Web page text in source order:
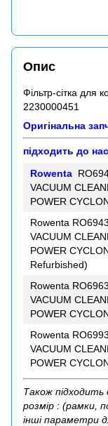
Опис
Фільтр-сітка для
2230000451
Оригінальна
підходить до
Rowenta
VACUUM
POWER
Rowenta
VACUUM
POWER
Refurbished)
Rowenta
VACUUM
POWER
Rowenta
VACUUM
POWER
Також підходить
розмір : (рамки,
інші параметри